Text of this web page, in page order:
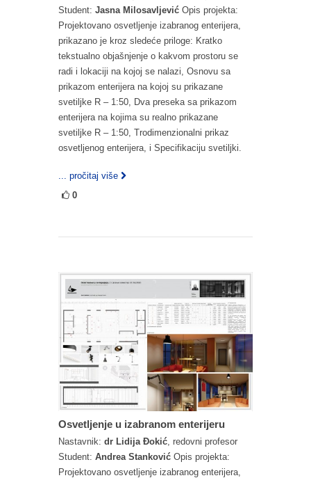
Student: Jasna Milosavljević Opis projekta:
Projektovano osvetljenje izabranog enterijera,
prikazano je kroz sledeće priloge: Kratko
tekstualno objašnjenje o kakvom prostoru se
radi i lokaciji na kojoj se nalazi, Osnovu sa
prikazom enterijera na kojoj su prikazane
svetiljke R – 1:50, Dva preseka sa prikazom
enterijera na kojima su realno prikazane
svetiljke R – 1:50, Trodimenzionalni prikaz
osvetljenog enterijera, i Specifikaciju svetiljki.
... pročitaj više
0
Osvetljenje u izabranom enterijeru
Nastavnik: dr Lidija Đokić , redovni profesor
Student: Andrea Stanković Opis projekta:
Projektovano osvetljenje izabranog enterijera,